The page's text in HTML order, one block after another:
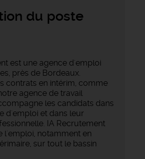
du poste
est une agence d'emploi
près de Bordeaux.
contrats en intérim, comme
agence de travail
les candidats dans
d'emploi et dans leur
IA Recrutement
l'emploi, notamment en
sur tout le bassin